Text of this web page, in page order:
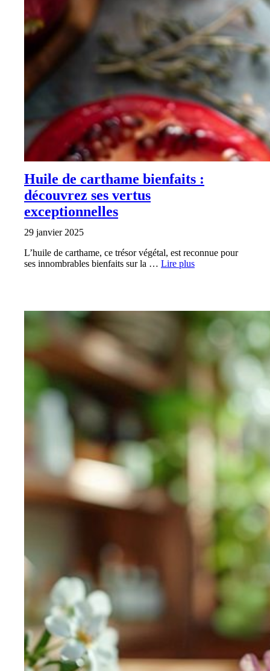
Huile de carthame bienfaits :
découvrez ses vertus
exceptionnelles
29 janvier 2025
L’huile de carthame, ce trésor végétal, est reconnue pour
ses innombrables bienfaits sur la … Lire plus